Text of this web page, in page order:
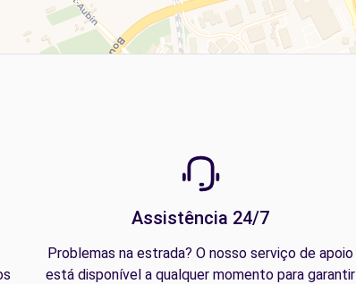
Assistência 24/7
Problemas na estrada? O nosso serviço de apoio
está disponível a qualquer momento para garantir